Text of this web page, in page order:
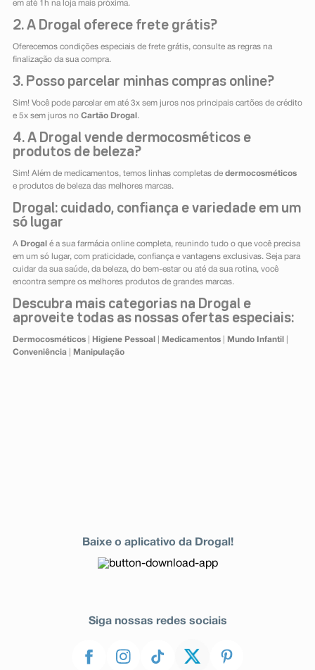
em até 1h na loja mais próxima.
2. A Drogal oferece frete grátis?
Oferecemos condições especiais de frete grátis, consulte as regras na
finalização da sua compra.
3. Posso parcelar minhas compras online?
Sim! Você pode parcelar em até 3x sem juros nos principais cartões de crédito
e 5x sem juros no Cartão Drogal .
4. A Drogal vende dermocosméticos e
produtos de beleza?
Sim! Além de medicamentos, temos linhas completas de dermocosméticos
e produtos de beleza das melhores marcas.
Drogal: cuidado, confiança e variedade em um
só lugar
A Drogal é a sua farmácia online completa, reunindo tudo o que você precisa
em um só lugar, com praticidade, confiança e vantagens exclusivas. Seja para
cuidar da sua saúde, da beleza, do bem-estar ou até da sua rotina, você
encontra sempre os melhores produtos de grandes marcas.
Descubra mais categorias na Drogal e
aproveite todas as nossas ofertas especiais:
Dermocosméticos| Higiene Pessoal Medicamentos| Mundo Infantil
Conveniência| Manipulação
Baixe o aplicativo da Drogal!
Siga nossas redes sociais